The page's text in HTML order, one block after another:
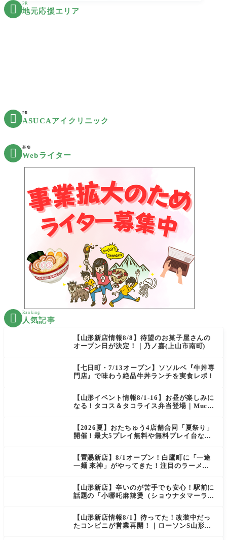
 PR
地元応援エリア
 PR
ASUCAアイクリニック
 募集
Webライター
 Ranking
人気記事
【山形新店情報8/8】待望のお菓子屋さんの
オープン日が決定！｜乃ノ嘉(上山市南町)
【七日町・7/13オープン】ソソルベ『牛丼専
門店』で味わう絶品牛丼ランチを実食レポ！
【山形イベント情報8/1-16】お昼が楽しみに
なる！タコス＆タコライス弁当登場｜Mucha
【2026夏】おたちゅう4店舗合同「夏祭り」
開催！最大5プレイ無料や無料プレイ台など
田）
【置賜新店】8/1オープン！白鷹町に「一途
一麺 來神」がやってきた！注目のラーメン
【山形新店】辛いのが苦手でも安心！駅前に
話題の「小哪吒麻辣燙（ショウナタマーラー
【山形新店情報8/1】待ってた！改装中だっ
たコンビニが営業再開！｜ローソンS山形七